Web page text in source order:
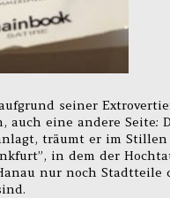
seiner
auch eine andere Seite:
träumt er im Stillen
in dem der
nur noch Stadtteile